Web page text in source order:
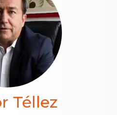
Téllez